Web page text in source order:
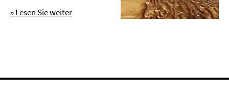
» Lesen Sie weiter